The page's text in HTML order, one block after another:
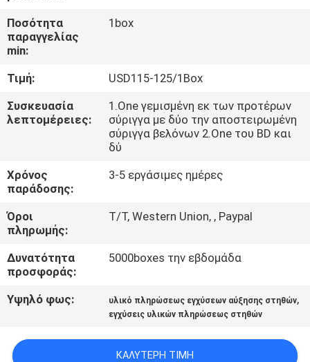
ΈΛΕΓΧΟΣ
ΠΟΙΌΤΗΤΑΣ
ΕΠΙΚΟΙΝΩΝΉΣΤΕ
ΜΑΖΊ
ΕΙΔΉΣΕΙΣ
ΖΗΤΉΣΤΕ
ΜΙΑ
ΠΡΟΣΦΟΡΆ
Ποσότητα
παραγγελίας
min:
1box
Τιμή:
USD115-125/1Box
Συσκευασία
λεπτομέρειες:
1.One γεμισμένη εκ των προτέρων
σύριγγα με δύο την αποστειρωμένη
σύριγγα βελόνων 2.One του BD και
δύ
Χρόνος
παράδοσης:
3-5 εργάσιμες ημέρες
Όροι
πληρωμής:
T/T, Western Union, , Paypal
Δυνατότητα
προσφοράς:
5000boxes την εβδομάδα
Υψηλό φως: υλικό πληρώσεως εγχύσεων αύξησης στηθών,
εγχύσεις υλικών πληρώσεως στηθών
ΚΑΛΎΤΕΡΗ ΤΙΜΉ